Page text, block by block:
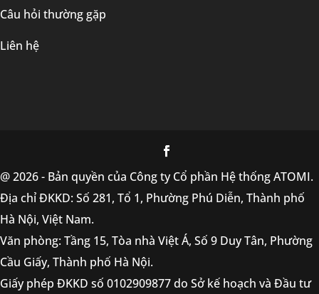
Câu hỏi thường gặp
Liên hệ
@ 2026 - Bản quyền của Công ty Cổ phần Hệ thống ATOMI.
Địa chỉ ĐKKD: Số 281, Tổ 1, Phường Phú Diễn, Thành phố
Hà Nội, Việt Nam.
Văn phòng: Tầng 15, Tòa nhà Việt Á, Số 9 Duy Tân, Phường
Cầu Giấy, Thành phố Hà Nội.
Giấy phép ĐKKD số 0102909877 do Sở kế hoạch và Đầu tư